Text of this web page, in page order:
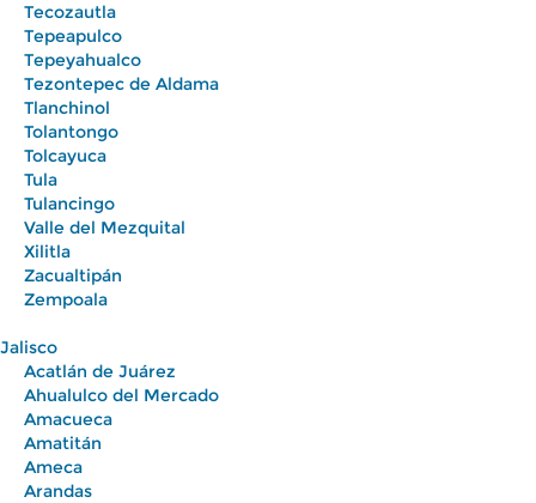
Tecozautla
Tepeapulco
Tepeyahualco
Tezontepec de Aldama
Tlanchinol
Tolantongo
Tolcayuca
Tula
Tulancingo
Valle del Mezquital
Xilitla
Zacualtipán
Zempoala
Jalisco
Acatlán de Juárez
Ahualulco del Mercado
Amacueca
Amatitán
Ameca
Arandas